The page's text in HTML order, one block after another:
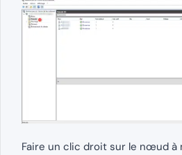
Faire un clic droit sur le nœud à